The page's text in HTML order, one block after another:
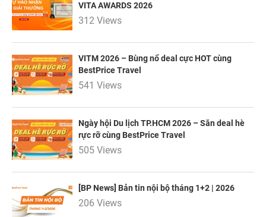
VITA AWARDS 2026
312 Views
VITM 2026 – Bùng nổ deal cực HOT cùng
BestPrice Travel
541 Views
Ngày hội Du lịch TP.HCM 2026 – Săn deal hè
rực rỡ cùng BestPrice Travel
505 Views
[BP News] Bản tin nội bộ tháng 1+2 | 2026
206 Views